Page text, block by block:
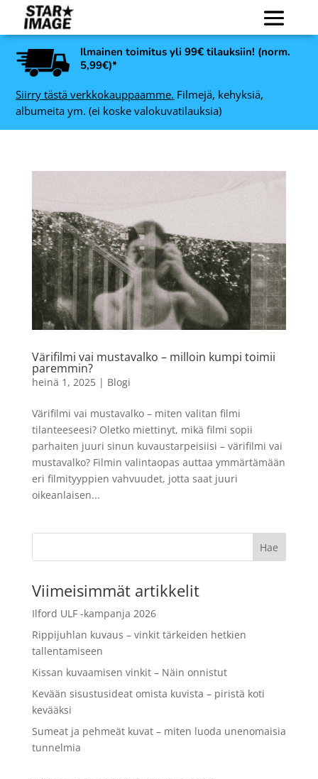
Ilmainen toimitus yli 99€ tilauksiin! (norm.
5,99€)*
Siirry tästä verkkokauppaamme. Filmejä, kehyksiä,
albumeita ym. (ei koske valokuvatilauksia)
Värifilmi vai mustavalko – milloin kumpi toimii
paremmin?
heinä 1, 2025| Blogi
Värifilmi vai mustavalko – miten valitan filmi
tilanteeseesi? Oletko miettinyt, mikä filmi sopii
parhaiten juuri sinun kuvaustarpeisiisi – värifilmi vai
mustavalko? Filmin valintaopas auttaa ymmärtämään
eri filmityyppien vahvuudet, jotta saat juuri
oikeanlaisen...
Viimeisimmät artikkelit
Ilford ULF -kampanja 2026
Rippijuhlan kuvaus – vinkit tärkeiden hetkien
tallentamiseen
Kissan kuvaamisen vinkit – Näin onnistut
Kevään sisustusideat omista kuvista – piristä koti
kevääksi
Sumeat ja pehmeät kuvat – miten luoda unenomaisia
tunnelmia
Kodak Portra 800 värifilmi
135, 36 kuvaa